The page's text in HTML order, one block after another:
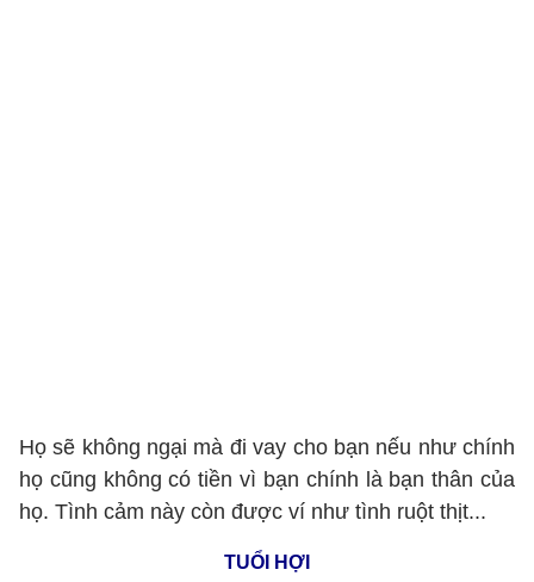
Họ sẽ không ngại mà đi vay cho bạn nếu như chính
họ cũng không có tiền vì bạn chính là bạn thân của
họ. Tình cảm này còn được ví như tình ruột thịt...
TUỔI HỢI